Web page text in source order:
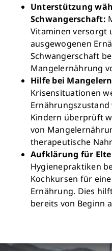
Unterstützung
Schwangerschaft:
Vitaminen versorgt
ausgewogenen
Schwangerschaft
Mangelernährung
Hilfe bei
Krisensituationen
Kindern überprüft
von
therapeutische
Aufklärung für
Hygienepraktiken
Kochkursen für
Ernährung. Dies
bereits von Beginn